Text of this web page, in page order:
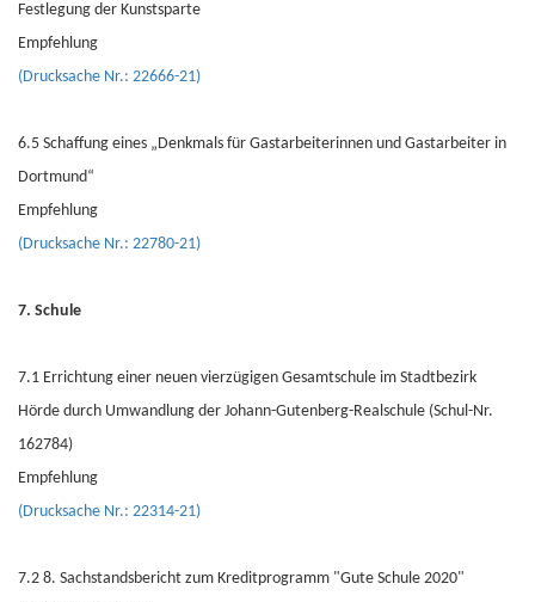
Festlegung der Kunstsparte
Empfehlung
(Drucksache Nr.: 22666-21)
6.5 Schaffung eines „Denkmals für Gastarbeiterinnen und Gastarbeiter in
Dortmund“
Empfehlung
(Drucksache Nr.: 22780-21)
7. Schule
7.1 Errichtung einer neuen vierzügigen Gesamtschule im Stadtbezirk
Hörde durch Umwandlung der Johann-Gutenberg-Realschule (Schul-Nr.
162784)
Empfehlung
(Drucksache Nr.: 22314-21)
7.2 8. Sachstandsbericht zum Kreditprogramm "Gute Schule 2020"